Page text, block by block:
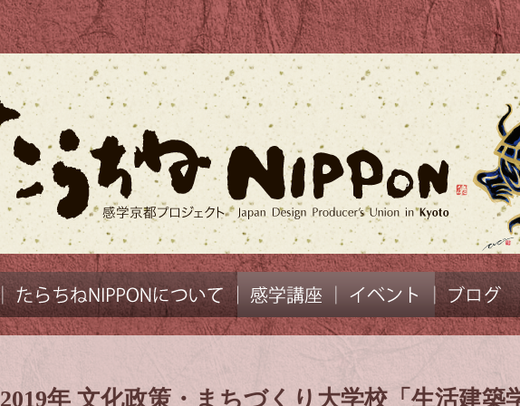
2019年 文化政策・まちづくり大学校「生活建築